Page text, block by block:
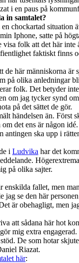
i en paus på
in samtalet?
chockartad situation
Iphone, satte på
visa folk att det här inte
faktiskt finns
de här människorna är
på olika anledningar
folk. Det betyder
om jag tycker synd
på det sättet de gör.
händelsen än. Först
det ens är någon
antingen ska upp i
i Ludvika har det
på olika sajter.
enskilda fallet, men
jag se den här
är obehagligt, men
att sådana här hot
mig extra
De som hotar
Riazat.
här: